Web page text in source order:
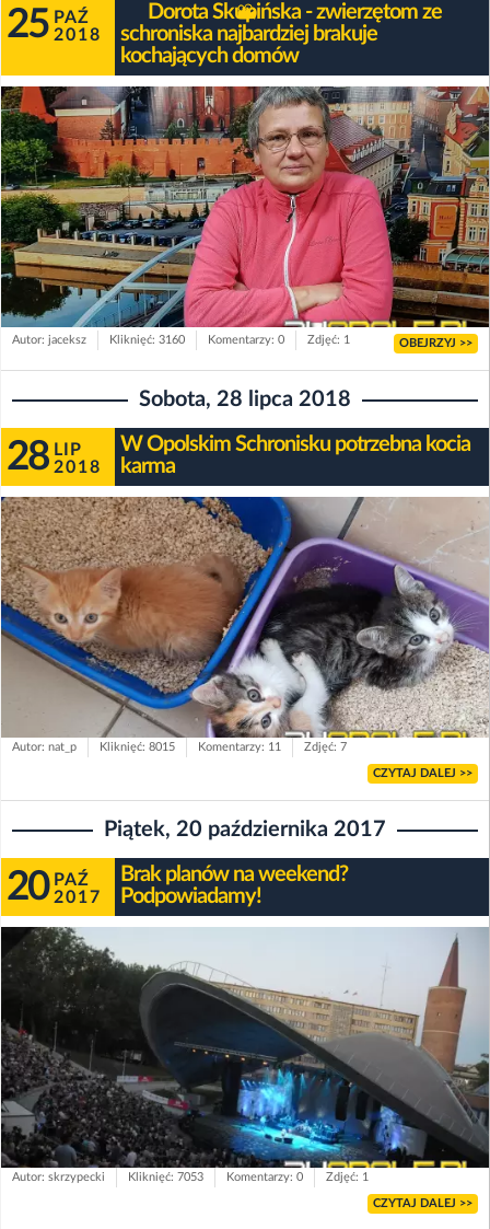
25 PAŹ
2018
Dorota Skupińska - zwierzętom ze
schroniska najbardziej brakuje
kochających domów
Autor: jaceksz Kliknięć: 3160 Komentarzy: 0 Zdjęć: 1 OBEJRZYJ >>
Sobota, 28 lipca 2018
28 LIP
2018
W Opolskim Schronisku potrzebna kocia
karma
Autor: nat_p Kliknięć: 8015 Komentarzy: 11 Zdjęć: 7
CZYTAJ DALEJ >>
Piątek, 20 października 2017
20 PAŹ
2017
Brak planów na weekend?
Podpowiadamy!
Autor: skrzypecki Kliknięć: 7053 Komentarzy: 0 Zdjęć: 1
CZYTAJ DALEJ >>